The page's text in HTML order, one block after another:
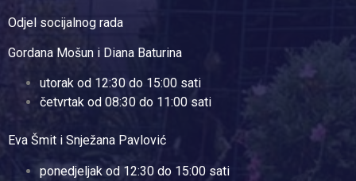
Odjel socijalnog rada
Gordana Mošun i Diana Baturina
utorak od 12:30 do 15:00 sati
četvrtak od 08:30 do 11:00 sati
Eva Šmit i Snježana Pavlović
ponedjeljak od 12:30 do 15:00 sati